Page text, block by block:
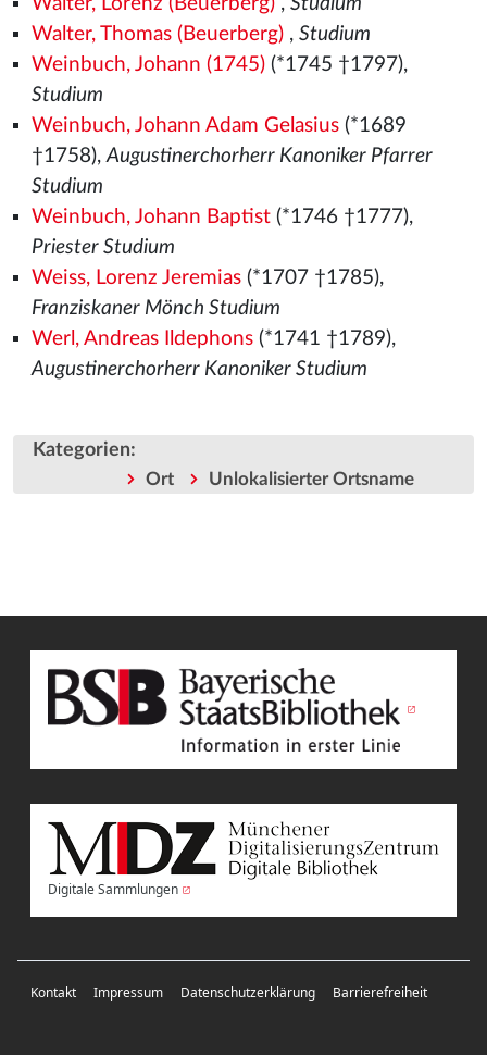
Walter, Thomas (Beuerberg), Studium
Weinbuch, Johann (1745)(*1745 †1797),
Studium
Weinbuch, Johann Adam Gelasius(*1689
†1758),Augustinerchorherr Kanoniker Pfarrer
Studium
Weinbuch, Johann Baptist(*1746 †1777),
Priester Studium
Weiss, Lorenz Jeremias(*1707 †1785),
Franziskaner Mönch Studium
Werl, Andreas Ildephons(*1741 †1789),
Augustinerchorherr Kanoniker Studium
Kategorien:
Ort Unlokalisierter Ortsname
Digitale Sammlungen
Kontakt Impressum Datenschutzerklärung Barrierefreiheit